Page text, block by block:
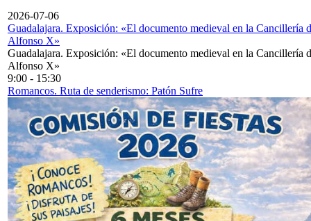
2026-07-06
Guadalajara. Exposición: «El documento medieval en la Cancillería
Alfonso X»
Guadalajara. Exposición: «El documento medieval en la Cancillería
Alfonso X»
9:00 - 15:30
Romancos. Ruta de senderismo: Patón Sufre